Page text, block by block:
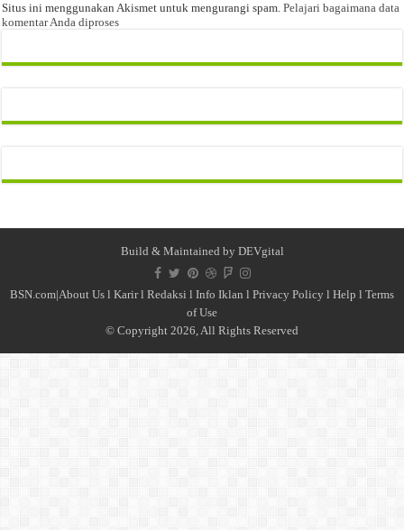
Situs ini menggunakan Akismet untuk mengurangi spam.Pelajari bagaimana data
komentar Anda diproses
Build & Maintained by DEVgital
BSN.com|About Us l Karirl Redaksi l Info Iklan l Privacy Policy l Help l Terms
of Use
© Copyright 2026, All Rights Reserved